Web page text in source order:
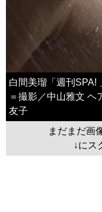
白間美瑠「週刊SPA!
＝撮影／中山雅文 ヘ
友子
まだまだ画
↓にス